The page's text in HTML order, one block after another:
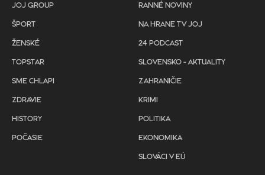
JOJ GROUP
ŠPORT
ŽENSKÉ
TOPSTAR
SME CHLAPI
ZDRAVIE
HISTORY
POČASIE
RANNÉ NOVINY
NA HRANE TV JOJ
24 PODCAST
SLOVENSKO - AKTUALITY
ZAHRANIČIE
KRIMI
POLITIKA
EKONOMIKA
SLOVÁCI V EÚ